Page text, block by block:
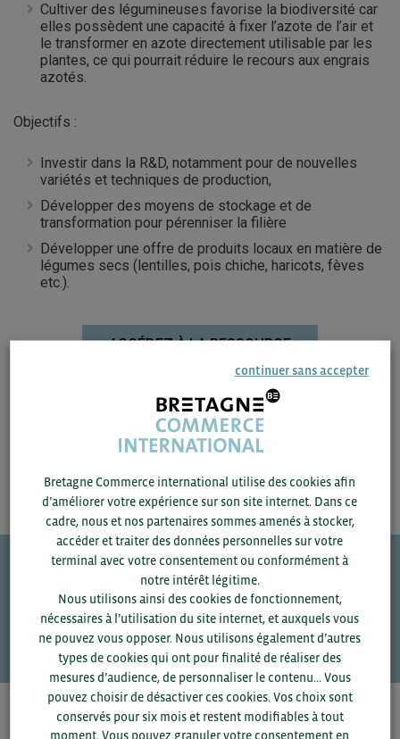
Cultiver des légumineuses favorise la biodiversité car
elles possèdent une capacité à fixer l’azote de l’air et
le transformer en azote directement utilisable par les
plantes, ce qui pourrait réduire le recours aux engrais
azotés.
Objectifs :
Investir dans la R&D, notamment pour de nouvelles
variétés et techniques de production,
Développer des moyens de stockage et de
transformation pour pérenniser la filière
Développer une offre de produits locaux en matière de
légumes secs (lentilles, pois chiche, haricots, fèves
etc.).
ACCÉDEZ À LA RESSOURCE
Une question ?
VOS CONTACTS
Pour voir les contacts, merci de renseigner votre
continuer sans accepter
Bretagne Commerce international utilise des cookies afin
d’améliorer votre expérience sur son site internet. Dans ce
cadre, nous et nos partenaires sommes amenés à stocker,
accéder et traiter des données personnelles sur votre
terminal avec votre consentement ou conformément à
notre intérêt légitime.
Nous utilisons ainsi des cookies de fonctionnement,
nécessaires à l’utilisation du site internet, et auxquels vous
ne pouvez vous opposer. Nous utilisons également d’autres
types de cookies qui ont pour finalité de réaliser des
mesures d’audience, de personnaliser le contenu... Vous
pouvez choisir de désactiver ces cookies. Vos choix sont
conservés pour six mois et restent modifiables à tout
moment. Vous pouvez granuler votre consentement en